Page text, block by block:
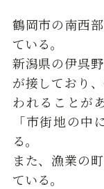
鶴岡市の南西
ている。
新潟県の伊呉
が接しており
われることが
「市街地の
る。
また、漁業の
ている。